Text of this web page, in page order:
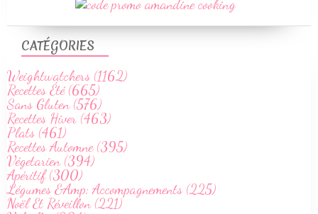
CATÉGORIES
Weightwatchers (1162)
Recettes Été (665)
Sans Gluten (576)
Recettes Hiver (463)
Plats (461)
Recettes Automne (395)
Végetarien (394)
Apéritif (300)
Légumes &Amp; Accompagnements (225)
Noël Et Réveillon (221)